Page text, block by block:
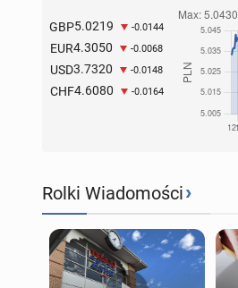
GBP5.0219 -0.0144
EUR4.3050 -0.0068
USD3.7320 -0.0148
CHF4.6080 -0.0164
Rolki Wiadomości›